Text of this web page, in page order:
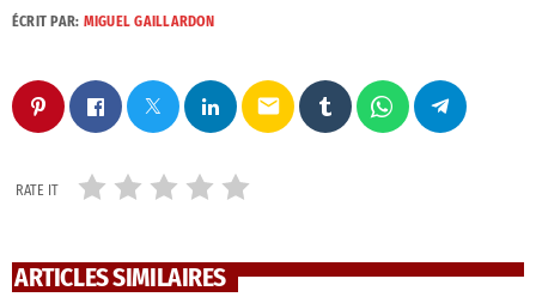
ÉCRIT PAR: MIGUEL GAILLARDON
email
RATE IT
ARTICLES SIMILAIRES